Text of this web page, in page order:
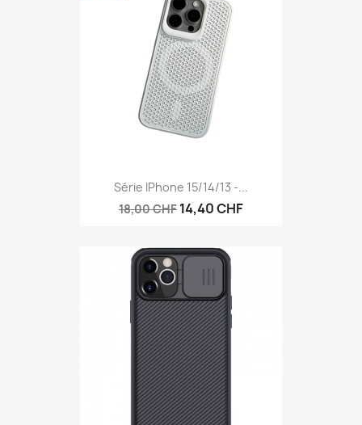
Série IPhone 15/14/13 -...
18,00 CHF 14,40 CHF